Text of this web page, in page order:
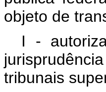
objeto de
I -
tribunais